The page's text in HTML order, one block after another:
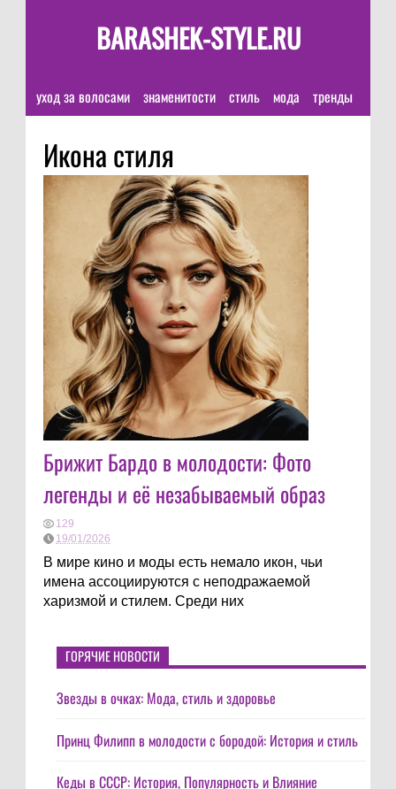
BARASHEK-STYLE.RU
уход за волосами знаменитости стиль мода тренды
Икона стиля
Брижит Бардо в молодости: Фото
легенды и её незабываемый образ
129
19/01/2026
В мире кино и моды есть немало икон, чьи
имена ассоциируются с неподражаемой
харизмой и стилем. Среди них
ГОРЯЧИЕ НОВОСТИ
Звезды в очках: Мода, стиль и здоровье
Принц Филипп в молодости с бородой: История и стиль
Кеды в СССР: История, Популярность и Влияние